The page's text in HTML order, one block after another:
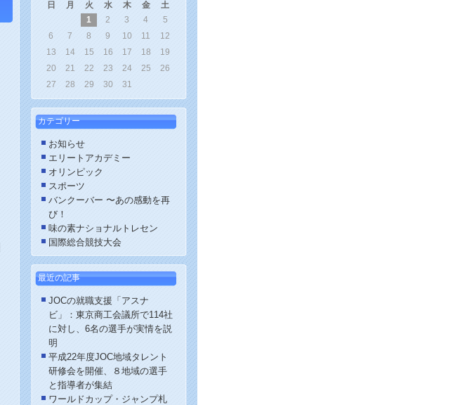
日 月 火 水 木 金
土
1
2 3 4
5
6
7 8 9 10 11
12
13
14 15 16 17 18
19
20
21 22 23 24 25
26
27
28 29 30 31
カテゴリー
お知らせ
エリートアカデミー
オリンピック
スポーツ
バンクーバー 〜あの感動を再
び！
味の素ナショナルトレセン
国際総合競技大会
最近の記事
JOCの就職支援「アスナ
ビ」：東京商工会議所で114社
に対し、6名の選手が実情を説
明
平成22年度JOC地域タレント
研修会を開催、８地域の選手
と指導者が集結
ワールドカップ・ジャンプ札